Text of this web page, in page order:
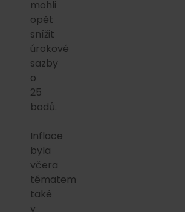
mohli
opět
snížit
úrokové
sazby
o
25
bodů.
Inflace
byla
včera
tématem
také
v